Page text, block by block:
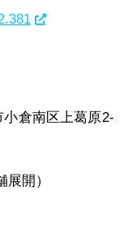
倉南区上葛原2‐
開）